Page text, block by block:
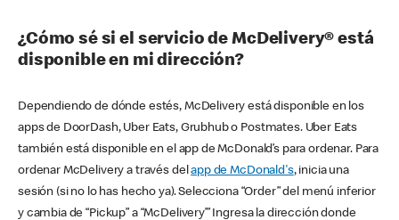
¿Cómo sé si el servicio de McDelivery® está
disponible en mi dirección?
Dependiendo de dónde estés, McDelivery está disponible en los
apps de DoorDash, Uber Eats, Grubhub o Postmates. Uber Eats
también está disponible en el app de McDonald’s para ordenar. Para
ordenar McDelivery a través delapp de McDonald's, inicia una
sesión (si no lo has hecho ya). Selecciona “Order” del menú inferior
y cambia de “Pickup” a “McDelivery’” Ingresa la dirección donde